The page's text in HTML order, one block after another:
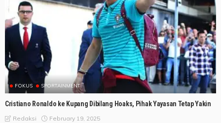
FOKUS SPORTAINMENT
Cristiano Ronaldo ke Kupang Dibilang Hoaks, Pihak Yayasan Tetap Yakin
Redaksi February 19, 2025